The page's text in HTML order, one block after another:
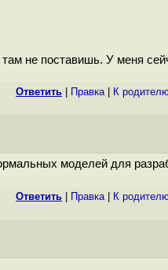
не поставишь. У меня
Ответить Правка| К
моделей для
Ответить Правка| К